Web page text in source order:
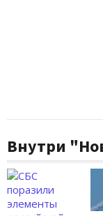
Внутри